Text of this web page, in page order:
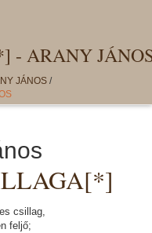
- ARANY
JÁNOS /
csillag,
feljő;